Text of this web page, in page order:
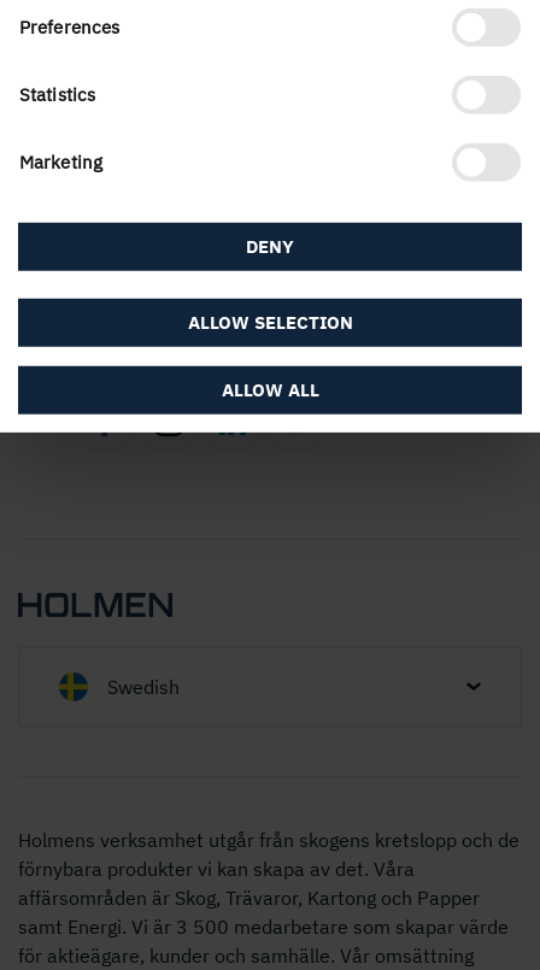
Preferences
Statistics
Marketing
ALLOW ALL
ALLOW SELECTION
DENY
Följ oss i sociala medier
Swedish
Holmens verksamhet utgår från skogens kretslopp och de
förnybara produkter vi kan skapa av det. Våra
affärsområden är Skog, Trävaror, Kartong och Papper
samt Energi. Vi är 3 500 medarbetare som skapar värde
för aktieägare, kunder och samhälle. Vår omsättning